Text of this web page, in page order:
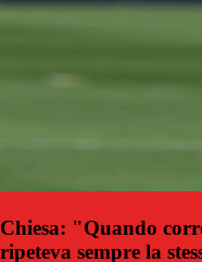
Chiesa: "Quando
ripeteva sempre la